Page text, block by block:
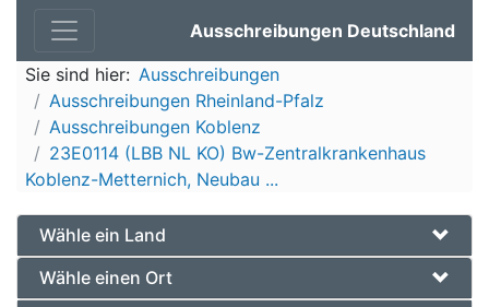
Ausschreibungen Deutschland
Sie sind hier: Ausschreibungen
Ausschreibungen Rheinland-Pfalz
Ausschreibungen Koblenz
23E0114 (LBB NL KO) Bw-Zentralkrankenhaus
Koblenz-Metternich, Neubau ...
Wähle ein Land
Wähle einen Ort